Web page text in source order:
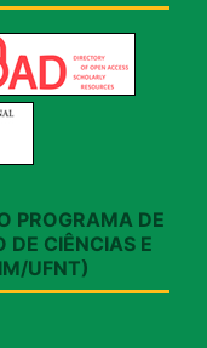
PROGRAMA DE
DE CIÊNCIAS E
UFNT)